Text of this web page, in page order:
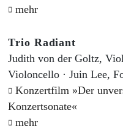
mehr
Trio Radiant
Judith von der Goltz,
Violoncello · Juin Lee,
Konzertfilm »Der
Konzertsonate«
mehr